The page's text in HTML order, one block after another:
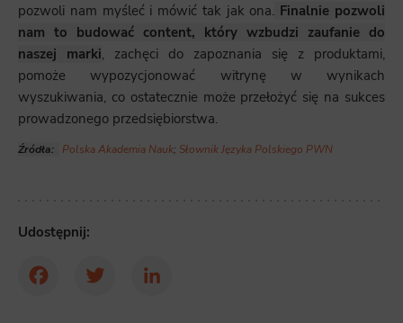
pozwoli nam myśleć i mówić tak jak ona. Finalnie pozwoli
nam to budować content, który wzbudzi zaufanie do
naszej marki, zachęci do zapoznania się z produktami,
pomoże wypozycjonować witrynę w wynikach
wyszukiwania, co ostatecznie może przełożyć się na sukces
prowadzonego przedsiębiorstwa.
Źródła: Polska Akademia Nauk; Słownik Języka Polskiego PWN
Udostępnij:
FacebookTwitter LinkedIn